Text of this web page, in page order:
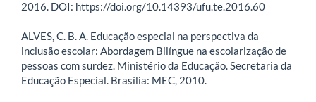
2016. DOI: https://doi.org/10.14393/ufu.te.2016.60
ALVES, C. B. A. Educação especial na perspectiva da
inclusão escolar: Abordagem Bilíngue na escolarização de
pessoas com surdez. Ministério da Educação. Secretaria da
Educação Especial. Brasília: MEC, 2010.